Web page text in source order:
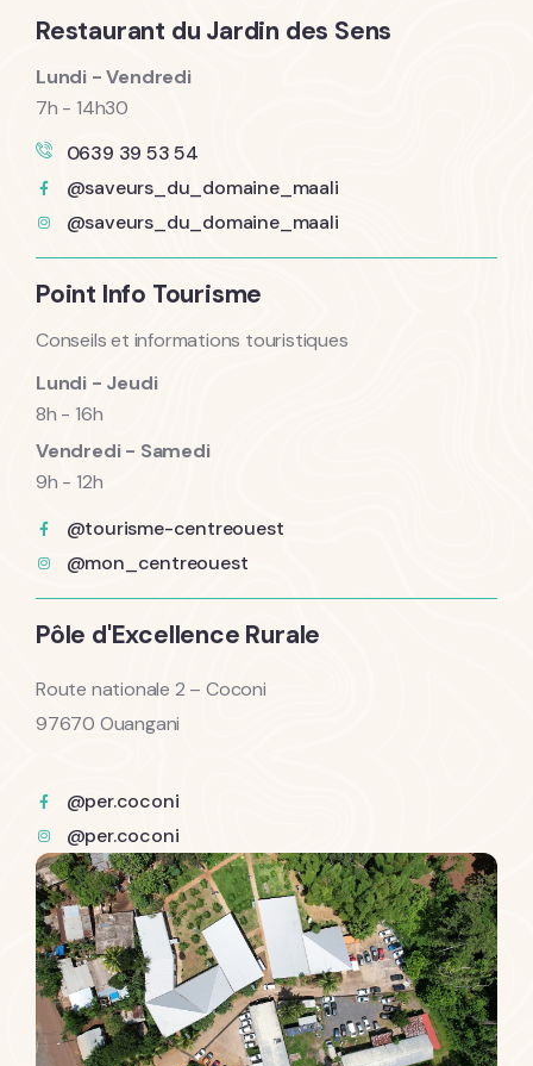
Restaurant du Jardin des Sens
Lundi - Vendredi
7h - 14h30
0639 39 53 54
@saveurs_du_domaine_maali
@saveurs_du_domaine_maali
Point Info Tourisme
Conseils et informations touristiques
Lundi - Jeudi
8h - 16h
Vendredi - Samedi
9h - 12h
@tourisme-centreouest
@mon_centreouest
Pôle d'Excellence Rurale
Route nationale 2 – Coconi
97670 Ouangani
@per.coconi
@per.coconi